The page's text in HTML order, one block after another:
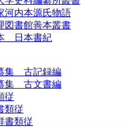
河内本源氏物語
図書館善本叢書
日本書紀
集 古記録編
集 古文書編
従
類従
書類従